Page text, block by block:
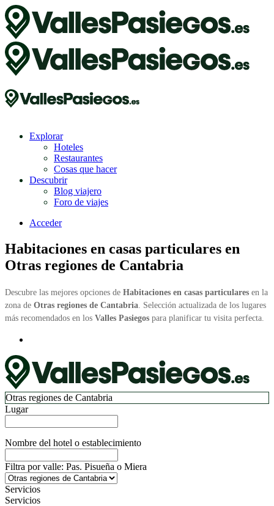
Explorar
Hoteles
Restaurantes
Cosas que hacer
Descubrir
Blog viajero
Foro de viajes
Acceder
Habitaciones en casas particulares en
Otras regiones de Cantabria
Descubre las mejores opciones de Habitaciones en casas particulares en la
zona de Otras regiones de Cantabria . Selección actualizada de los lugares
más recomendados en los Valles Pasiegos para planificar tu visita perfecta.
Otras regiones de Cantabria
Lugar
Nombre del hotel o establecimiento
Filtra por valle: Pas. Pisueña o Miera
Servicios
Servicios